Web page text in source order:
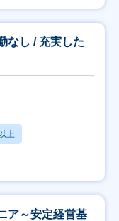
なし / 充実した
上
ア～安定経営基